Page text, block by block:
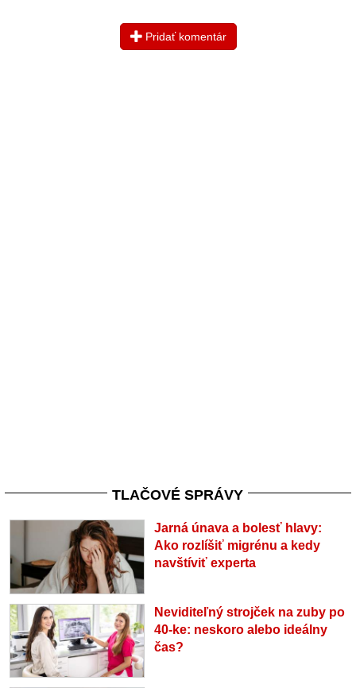
Pridať komentár
TLAČOVÉ SPRÁVY
Jarná únava a bolesť hlavy:
Ako rozlíšiť migrénu a kedy
navštíviť experta
Neviditeľný strojček na zuby po
40-ke: neskoro alebo ideálny
čas?